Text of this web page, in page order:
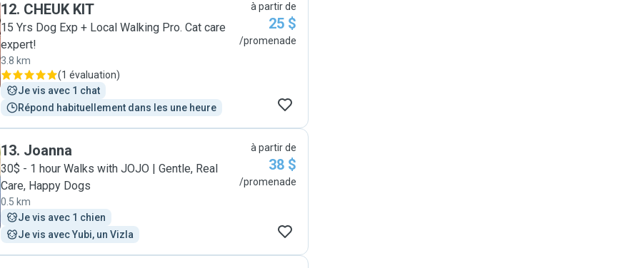
12. CHEUK KIT
15 Yrs Dog Exp + Local Walking Pro. Cat care
expert!
3.8 km
(1 évaluation)
Je vis avec 1 chat
Répond habituellement dans les une heure
à partir de
25 $
/promenade
13. Joanna
30$ - 1 hour Walks with JOJO | Gentle, Real
Care, Happy Dogs
0.5 km
Je vis avec 1 chien
Je vis avec Yubi, un Vizla
à partir de
38 $
/promenade